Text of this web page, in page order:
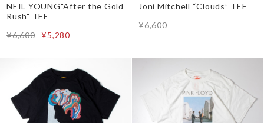
NEIL YOUNG"After the Gold
Rush" TEE
¥6,600
¥5,280
Joni Mitchell “Clouds” TEE
¥6,600